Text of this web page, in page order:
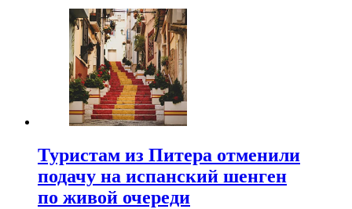
Туристам из Питера отменили
подачу на испанский шенген
по живой очереди